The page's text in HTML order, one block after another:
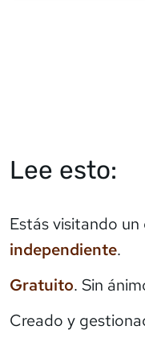
Lee esto:
Estás visitando
independiente.
Gratuito. Sin
Creado y